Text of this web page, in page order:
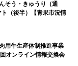
そう・きゅうり（通
（後半）【青果市況情
用牛生産体制推進事業
オンライン情報交換会